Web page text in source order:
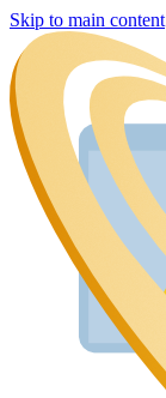
Skip to main content